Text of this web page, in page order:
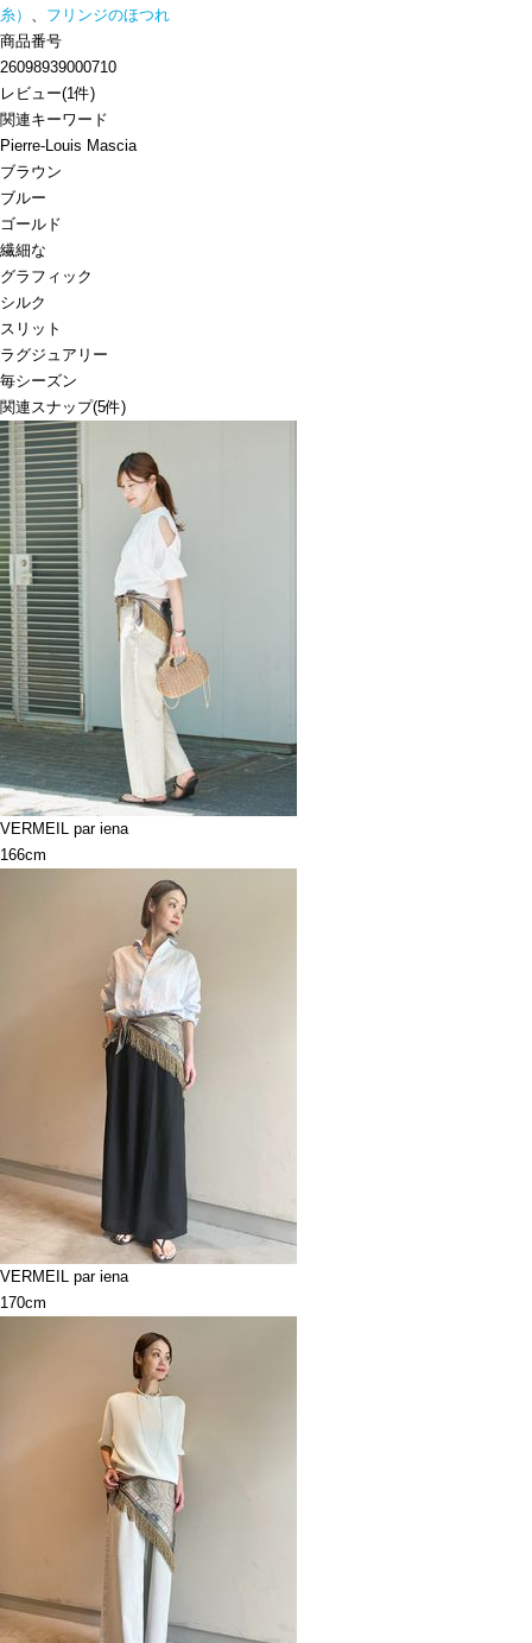
糸） 、 フリンジのほつれ
商品番号
26098939000710
レビュー(1件)
関連キーワード
Pierre-Louis Mascia
ブラウン
ブルー
ゴールド
繊細な
グラフィック
シルク
スリット
ラグジュアリー
毎シーズン
関連スナップ(5件)
VERMEIL par iena
166cm
VERMEIL par iena
170cm